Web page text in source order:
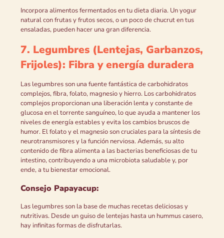
Incorpora alimentos fermentados en tu dieta diaria. Un yogur
natural con frutas y frutos secos, o un poco de chucrut en tus
ensaladas, pueden hacer una gran diferencia.
7. Legumbres (Lentejas, Garbanzos,
Frijoles): Fibra y energía duradera
Las legumbres son una fuente fantástica de carbohidratos
complejos, fibra, folato, magnesio y hierro. Los carbohidratos
complejos proporcionan una liberación lenta y constante de
glucosa en el torrente sanguíneo, lo que ayuda a mantener los
niveles de energía estables y evita los cambios bruscos de
humor. El folato y el magnesio son cruciales para la síntesis de
neurotransmisores y la función nerviosa. Además, su alto
contenido de fibra alimenta a las bacterias beneficiosas de tu
intestino, contribuyendo a una microbiota saludable y, por
ende, a tu bienestar emocional.
Consejo Papayacup:
Las legumbres son la base de muchas recetas deliciosas y
nutritivas. Desde un guiso de lentejas hasta un hummus casero,
hay infinitas formas de disfrutarlas.